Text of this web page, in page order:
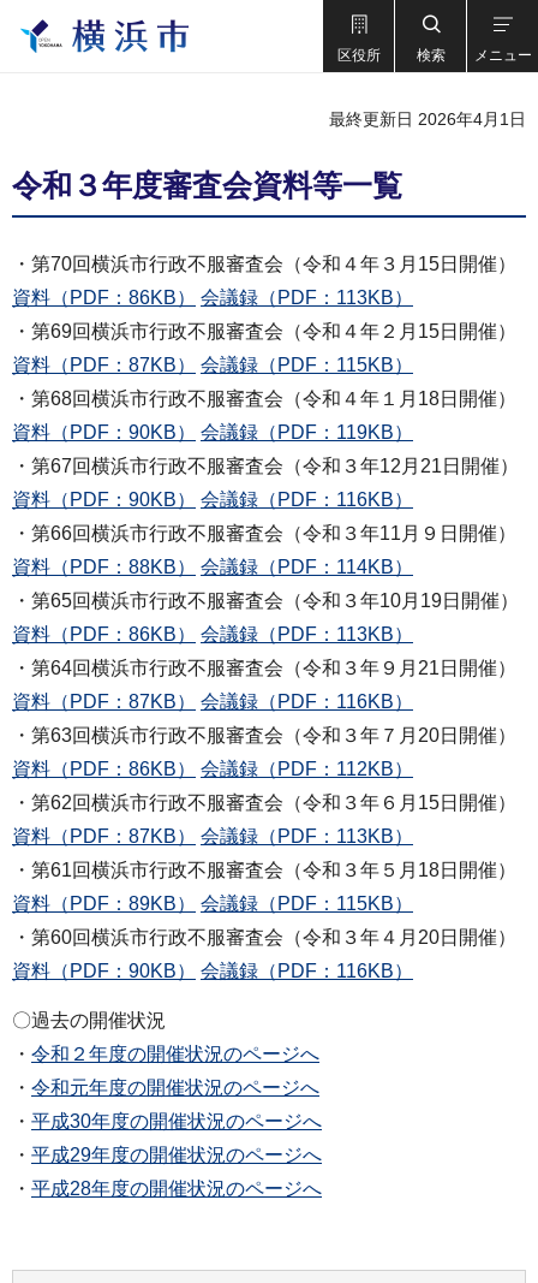
区役所 検索 メニュー
最終更新日 2026年4月1日
令和３年度審査会資料等一覧
・第70回横浜市行政不服審査会（令和４年３月15日開催）
資料（PDF：86KB）
会議録（PDF：113KB）
・第69回横浜市行政不服審査会（令和４年２月15日開催）
資料（PDF：87KB）
会議録（PDF：115KB）
・第68回横浜市行政不服審査会（令和４年１月18日開催）
資料（PDF：90KB）
会議録（PDF：119KB）
・第67回横浜市行政不服審査会（令和３年12月21日開催）
資料（PDF：90KB）
会議録（PDF：116KB）
・第66回横浜市行政不服審査会（令和３年11月９日開催）
資料（PDF：88KB）
会議録（PDF：114KB）
・第65回横浜市行政不服審査会（令和３年10月19日開催）
資料（PDF：86KB）
会議録（PDF：113KB）
・第64回横浜市行政不服審査会（令和３年９月21日開催）
資料（PDF：87KB）
会議録（PDF：116KB）
・第63回横浜市行政不服審査会（令和３年７月20日開催）
資料（PDF：86KB）
会議録（PDF：112KB）
・第62回横浜市行政不服審査会（令和３年６月15日開催）
資料（PDF：87KB）
会議録（PDF：113KB）
・第61回横浜市行政不服審査会（令和３年５月18日開催）
資料（PDF：89KB）
会議録（PDF：115KB）
・第60回横浜市行政不服審査会（令和３年４月20日開催）
資料（PDF：90KB）
会議録（PDF：116KB）
〇過去の開催状況
・ 令和２年度の開催状況のページへ
・ 令和元年度の開催状況のページへ
・ 平成30年度の開催状況のページへ
・ 平成29年度の開催状況のページへ
・ 平成28年度の開催状況のページへ